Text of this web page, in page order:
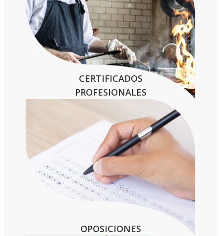
CERTIFICADOS
PROFESIONALES
OPOSICIONES